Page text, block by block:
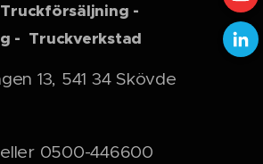
-
- Truckverkstad
13, 541 34 Skövde
0500-446600